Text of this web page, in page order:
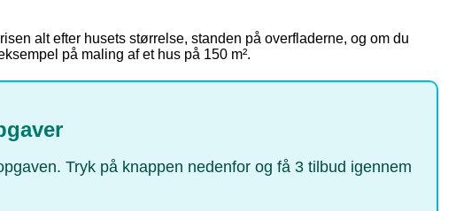
alt efter husets størrelse, standen på overfladerne, og om du
på maling af et hus på 150 m².
Tryk på knappen nedenfor og få 3 tilbud igennem